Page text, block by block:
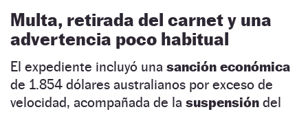
Multa, retirada del carnet y una
advertencia poco habitual
El expediente incluyó una sanción económica
de 1.854 dólares australianos por exceso de
velocidad, acompañada de la suspensión del